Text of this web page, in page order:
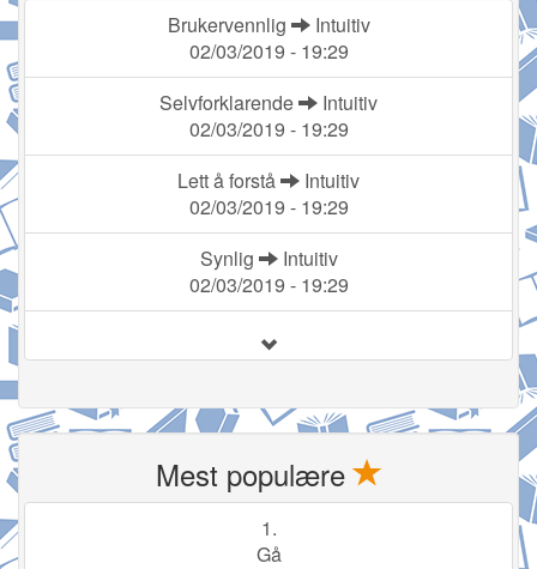
Brukervennlig
Intuitiv
02/03/2019 - 19:29
Selvforklarende
Intuitiv
02/03/2019 - 19:29
Lett å forstå
Intuitiv
02/03/2019 - 19:29
Synlig
Intuitiv
02/03/2019 - 19:29
Mest populære
1.
Gå